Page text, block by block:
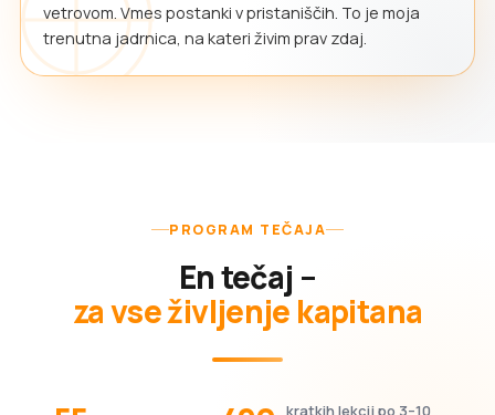
vetrovom. Vmes postanki v pristaniščih. To je moja
trenutna jadrnica, na kateri živim prav zdaj.
PROGRAM TEČAJA
En tečaj –
za vse življenje kapitana
kratkih lekcij po 3–10